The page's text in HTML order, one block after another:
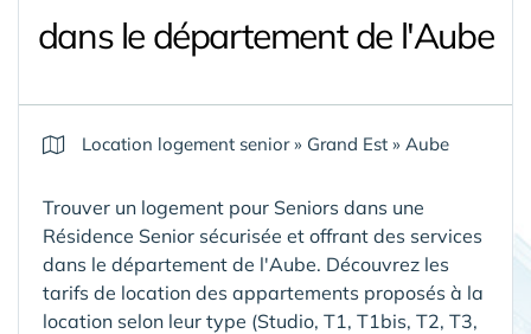
dans le département de l'Aube
Location logement senior» Grand Est » Aube
Trouver un logement pour Seniors dans une
Résidence Senior sécurisée et offrant des services
dans le département de l'Aube. Découvrez les
tarifs de location des appartements proposés à la
location selon leur type (Studio, T1, T1bis, T2, T3,